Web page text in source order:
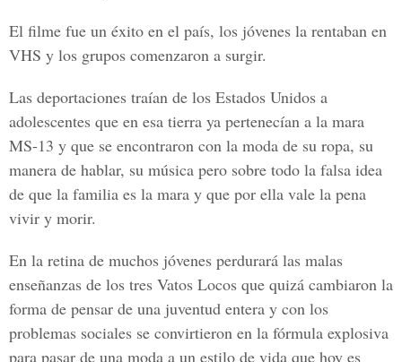
El filme fue un éxito en el país, los jóvenes la rentaban en
VHS y los grupos comenzaron a surgir.
Las deportaciones traían de los Estados Unidos a
adolescentes que en esa tierra ya pertenecían a la mara
MS-13 y que se encontraron con la moda de su ropa, su
manera de hablar, su música pero sobre todo la falsa idea
de que la familia es la mara y que por ella vale la pena
vivir y morir.
En la retina de muchos jóvenes perdurará las malas
enseñanzas de los tres Vatos Locos que quizá cambiaron la
forma de pensar de una juventud entera y con los
problemas sociales se convirtieron en la fórmula explosiva
para pasar de una moda a un estilo de vida que hoy es